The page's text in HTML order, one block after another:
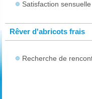
Satisfaction
Rêver d'abricots frais
Recherche de